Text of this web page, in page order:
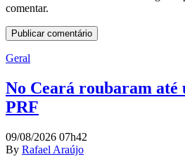
comentar.
Geral
No Ceará roubaram até
PRF
09/08/2026 07h42
By Rafael Araújo